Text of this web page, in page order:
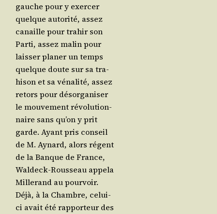
gauche pour y exer­cer
quelque auto­ri­té, assez
canaille pour tra­hir son
Par­ti, assez malin pour
lais­ser pla­ner un temps
quelque doute sur sa tra­
hi­son et sa véna­li­té, assez
retors pour désor­ga­ni­ser
le mou­ve­ment révo­lu­tion­
naire sans qu’on y prit
garde. Ayant pris conseil
de M. Aynard, alors régent
de la Banque de France,
Wal­deck-Rous­seau appe­la
Mil­le­rand au pour­voir.
Déjà, à la Chambre, celui-
ci avait été rap­por­teur des